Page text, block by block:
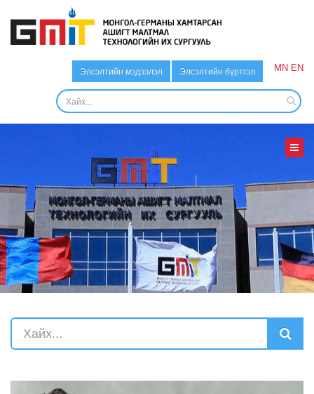
Элсэлтийн мэдээлэл Элсэлтийн бүртгэл MN EN